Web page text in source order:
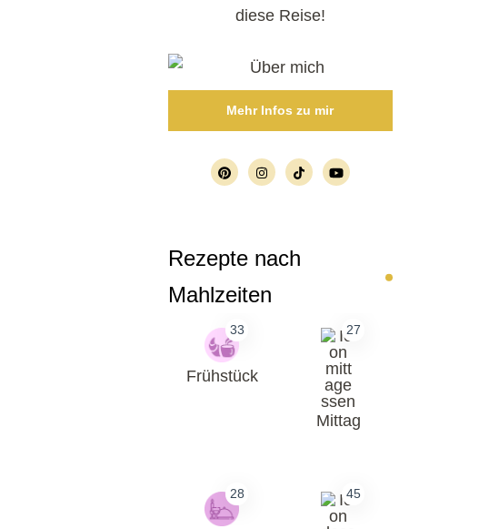
diese Reise!
Mehr Infos zu mir
Rezepte nach
Mahlzeiten
33
Frühstück
27
Mittag
28 45